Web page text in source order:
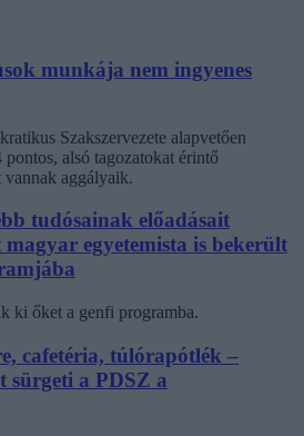
munkája nem ingyenes
Szakszervezete alapvetően
alsó tagozatokat érintő
vannak aggályaik.
tudósainak előadásait
egyetemista is bekerült
ki őket a genfi programba.
cafetéria, túlórapótlék –
sürgeti a PDSZ a